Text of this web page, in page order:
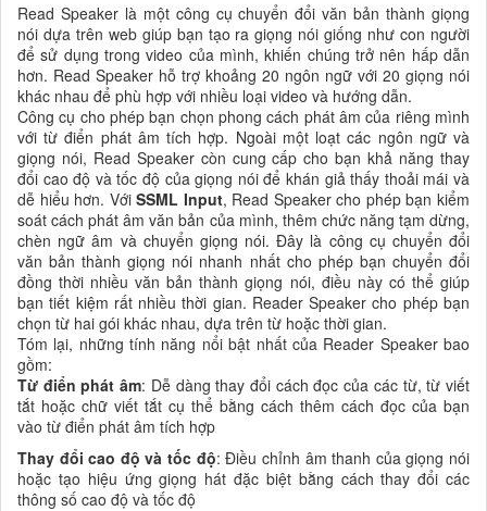
Read Speaker là một công cụ chuyển đổi văn bản thành giọng
nói dựa trên web giúp bạn tạo ra giọng nói giống như con người
để sử dụng trong video của mình, khiến chúng trở nên hấp dẫn
hơn. Read Speaker hỗ trợ khoảng 20 ngôn ngữ với 20 giọng nói
khác nhau để phù hợp với nhiều loại video và hướng dẫn.
Công cụ cho phép bạn chọn phong cách phát âm của riêng mình
với từ điển phát âm tích hợp. Ngoài một loạt các ngôn ngữ và
giọng nói, Read Speaker còn cung cấp cho bạn khả năng thay
đổi cao độ và tốc độ của giọng nói để khán giả thấy thoải mái và
dễ hiểu hơn. VớiSSML Input, Read Speaker cho phép bạn kiểm
soát cách phát âm văn bản của mình, thêm chức năng tạm dừng,
chèn ngữ âm và chuyển giọng nói. Đây là công cụ chuyển đổi
văn bản thành giọng nói nhanh nhất cho phép bạn chuyển đổi
đồng thời nhiều văn bản thành giọng nói, điều này có thể giúp
bạn tiết kiệm rất nhiều thời gian. Reader Speaker cho phép bạn
chọn từ hai gói khác nhau, dựa trên từ hoặc thời gian.
Tóm lại, những tính năng nổi bật nhất của Reader Speaker bao
gồm:
Từ điển phát âm: Dễ dàng thay đổi cách đọc của các từ, từ viết
tắt hoặc chữ viết tắt cụ thể bằng cách thêm cách đọc của bạn
vào từ điển phát âm tích hợp
Thay đổi cao độ và tốc độ: Điều chỉnh âm thanh của giọng nói
hoặc tạo hiệu ứng giọng hát đặc biệt bằng cách thay đổi các
thông số cao độ và tốc độ